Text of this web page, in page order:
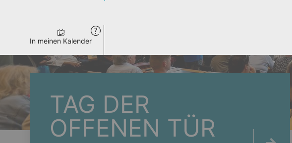
In meinen Kalender
TAG DER
OFFENEN TÜR